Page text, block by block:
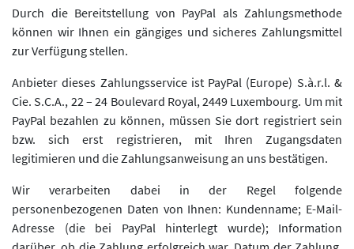
Durch die Bereitstellung von PayPal als Zahlungsmethode
können wir Ihnen ein gängiges und sicheres Zahlungsmittel
zur Verfügung stellen.
Anbieter dieses Zahlungsservice ist PayPal (Europe) S.à.r.l. &
Cie. S.C.A., 22 – 24 Boulevard Royal, 2449 Luxembourg. Um mit
PayPal bezahlen zu können, müssen Sie dort registriert sein
bzw. sich erst registrieren, mit Ihren Zugangsdaten
legitimieren und die Zahlungsanweisung an uns bestätigen.
Wir verarbeiten dabei in der Regel folgende
personenbezogenen Daten von Ihnen: Kundenname; E-Mail-
Adresse (die bei PayPal hinterlegt wurde); Information